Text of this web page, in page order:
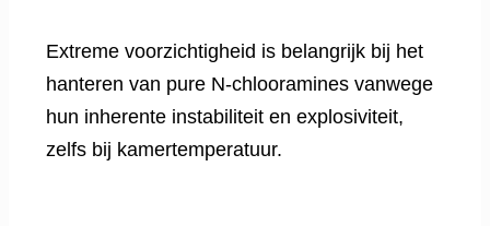
Extreme voorzichtigheid is belangrijk bij het
hanteren van pure N-chlooramines vanwege
hun inherente instabiliteit en explosiviteit,
zelfs bij kamertemperatuur.